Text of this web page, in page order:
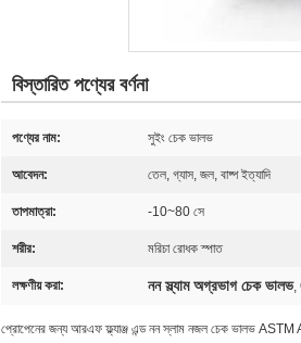
বিস্তারিত পণ্যের বর্ণনা
পণ্যের নাম: সুইং চেক ভালভ
আবেদন: তেল, গ্যাস, জল, বাষ্প ইত্যাদি
তাপমাত্রা: -10~80 সে
শরীর: মরিচা রোধক স্পাত
লক্ষণীয় করা: নন স্ল্যাম অগ্রভাগ চেক ভালভ,
প্রোপেনের জন্য আরএফ ফ্ল্যাঞ্জ এন্ড নন স্লাম নজল চেক ভালভ